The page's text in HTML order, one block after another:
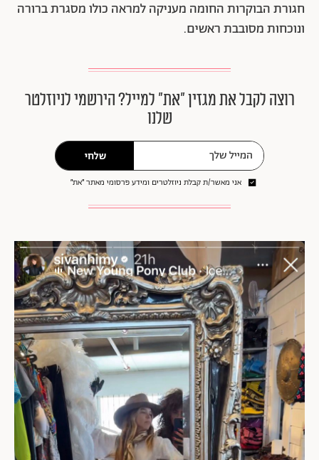
חגורת הבוקרות החומה מעניקה למראה כולו מסגרת ברורה
ונוכחות מסובבת ראשים.
רוצה לקבל את מגזין ״את״ למייל? הירשמי לניוזלטר
שלנו
שלחי
אני מאשר/ת קבלת ניוזלטרים ומידע פרסומי מאתר ״את״